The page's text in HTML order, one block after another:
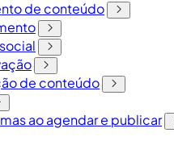
de conteúdo
de conteúdo
ao agendar e publicar